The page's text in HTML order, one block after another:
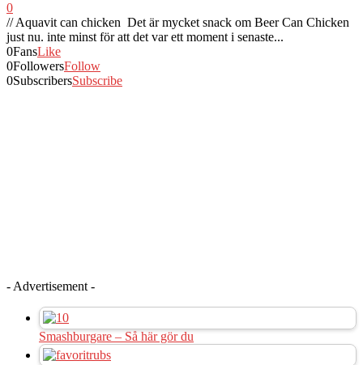
0
// Aquavit can chicken Det är mycket snack om Beer Can Chicken
just nu. inte minst för att det var ett moment i senaste...
0FansLike
0FollowersFollow
0SubscribersSubscribe
- Advertisement -
Smashburgare – Så här gör du